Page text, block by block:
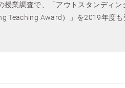
授業調査で、「アウトスタンディン
Teaching Award）」を2019年度